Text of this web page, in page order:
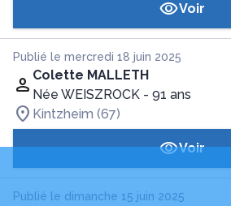
Voir
Publié le mercredi 18 juin 2025
Colette MALLETH
Née WEISZROCK - 91 ans
Kintzheim (67)
Voir
Publié le dimanche 15 juin 2025